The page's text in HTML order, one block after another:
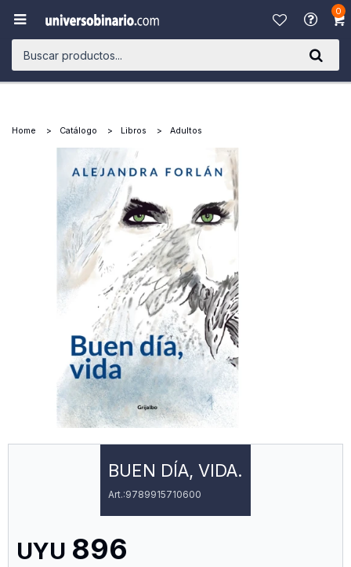
0

Home Catálogo Libros Adultos
BUEN DÍA, VIDA.
9789915710600
UYU 896